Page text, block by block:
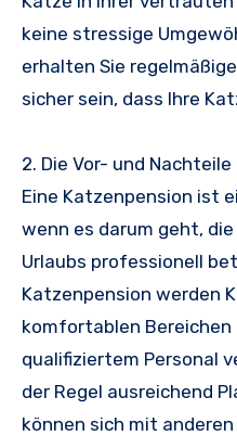
keine stressige
erhalten Sie
sicher sein, dass Ihre
2. Die Vor- und
Eine Katzenpension ist
wenn es darum geht,
Urlaubs professionell
Katzenpension werden
komfortablen
qualifiziertem Personal
der Regel ausreichend
können sich mit